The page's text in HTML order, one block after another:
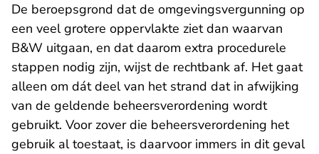
De beroepsgrond dat de omgevingsvergunning op
een veel grotere oppervlakte ziet dan waarvan
B&W uitgaan, en dat daarom extra procedurele
stappen nodig zijn, wijst de rechtbank af. Het gaat
alleen om dát deel van het strand dat in afwijking
van de geldende beheersverordening wordt
gebruikt. Voor zover die beheersverordening het
gebruik al toestaat, is daarvoor immers in dit geval